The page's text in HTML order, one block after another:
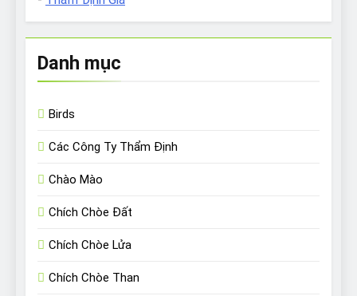
Danh mục
Birds
Các Công Ty Thẩm Định
Chào Mào
Chích Chòe Đất
Chích Chòe Lửa
Chích Chòe Than